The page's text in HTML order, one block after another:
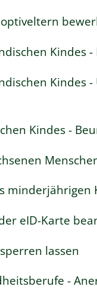
Kindes
Kindes
Kindes -
minderjährigen
eID-Karte
lassen
-